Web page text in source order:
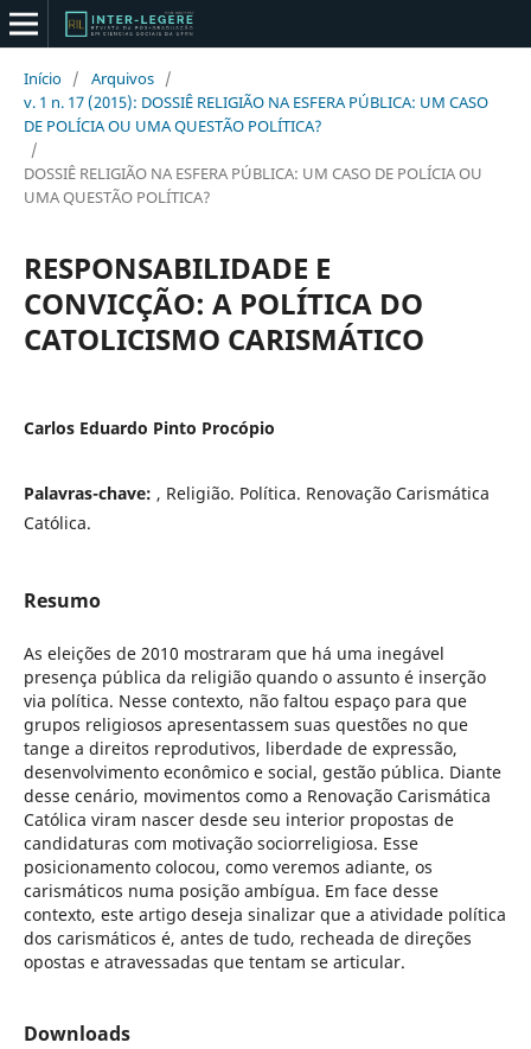
Início / Arquivos /
v. 1 n. 17 (2015): DOSSIÊ RELIGIÃO NA ESFERA PÚBLICA: UM CASO
DE POLÍCIA OU UMA QUESTÃO POLÍTICA?
/
DOSSIÊ RELIGIÃO NA ESFERA PÚBLICA: UM CASO DE POLÍCIA OU
UMA QUESTÃO POLÍTICA?
RESPONSABILIDADE E
CONVICÇÃO: A POLÍTICA DO
CATOLICISMO CARISMÁTICO
Carlos Eduardo Pinto Procópio
Palavras-chave: , Religião. Política. Renovação Carismática
Católica.
Resumo
As eleições de 2010 mostraram que há uma inegável
presença pública da religião quando o assunto é inserção
via política. Nesse contexto, não faltou espaço para que
grupos religiosos apresentassem suas questões no que
tange a direitos reprodutivos, liberdade de expressão,
desenvolvimento econômico e social, gestão pública. Diante
desse cenário, movimentos como a Renovação Carismática
Católica viram nascer desde seu interior propostas de
candidaturas com motivação sociorreligiosa. Esse
posicionamento colocou, como veremos adiante, os
carismáticos numa posição ambígua. Em face desse
contexto, este artigo deseja sinalizar que a atividade política
dos carismáticos é, antes de tudo, recheada de direções
opostas e atravessadas que tentam se articular.
Downloads